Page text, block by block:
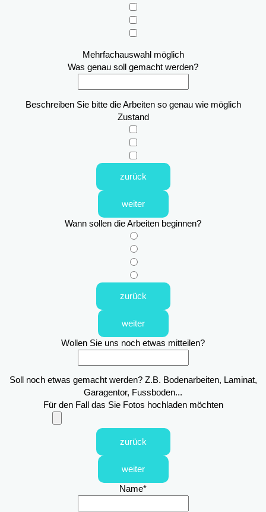
Mehrfachauswahl möglich
Was genau soll gemacht werden?
Beschreiben Sie bitte die Arbeiten so genau wie möglich
Zustand
zurück
weiter
Wann sollen die Arbeiten beginnen?
zurück
weiter
Wollen Sie uns noch etwas mitteilen?
Soll noch etwas gemacht werden? Z.B. Bodenarbeiten, Laminat,
Garagentor, Fussboden...
Für den Fall das Sie Fotos hochladen möchten
zurück
weiter
Name*